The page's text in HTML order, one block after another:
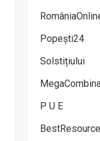
Popești24
Solstițiului
P U E
BestResource